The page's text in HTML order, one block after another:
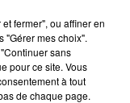
fermer", ou affiner en
"Gérer mes choix".
sans
pour ce site. Vous
à tout
de chaque page.